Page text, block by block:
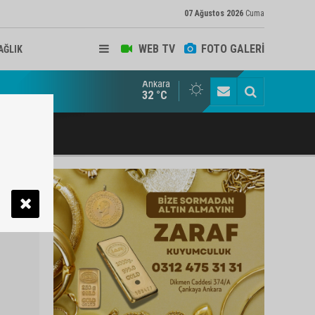
07 Ağustos 2026 Cuma
WEB TV FOTO GALERİ
ve Arabulucu Rüstem Yiğit Ahizer'e ziyaretçi akını
Ankara
32 °C